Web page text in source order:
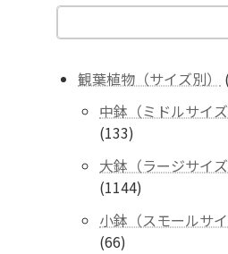
観葉植物（サイズ別）
中鉢（ミドルサイ
133133
の
商
品
大鉢（ラージサイ
11441144
の
小鉢（スモールサ
6666